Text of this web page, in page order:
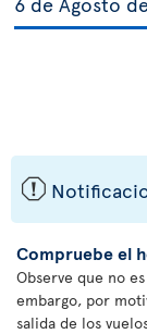
ü
Compruebe el
Observe que no
embargo, por
salida de los